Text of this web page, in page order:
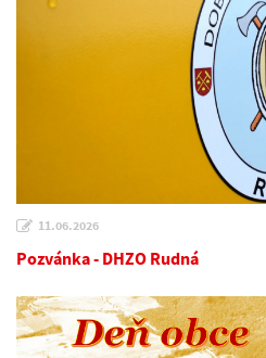
11.06.2026
Pozvánka - DHZO Rudná